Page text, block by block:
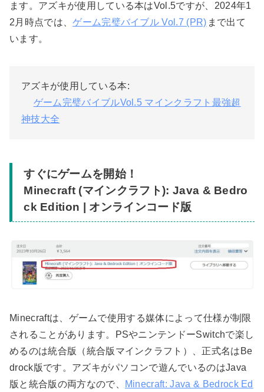
ます。アズキが使用している本はVol.5ですが、2024年1
2月時点では、ゲーム完璧バイブル Vol.7 (PR) まで出て
います。
アズキが使用している本:
ゲーム完璧バイブルVol.5 マインクラフト最強超
神技大全
すぐにゲームを開始！
Minecraft (マインクラフト): Java & Bedro
ck Edition | オンラインコード版
Minecraftは、ゲームで使用する媒体によって仕様が制限
されることがあります。PSやニンテンドーSwitchで楽し
めるのは統合版（統合版マインクラフト）、正式名はBe
drock版です。アズキがパソコンで遊んでいるのはJava
版と統合版の両方なので、
Minecraft: Java & Bedrock Ed